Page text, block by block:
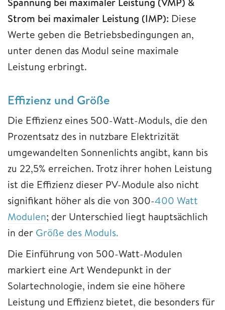
Strom bei maximaler Leistung (IMP): Diese
Werte geben die Betriebsbedingungen an,
unter denen das Modul seine maximale
Leistung erbringt.
Effizienz und Größe
Die Effizienz eines 500-Watt-Moduls, die den
Prozentsatz des in nutzbare Elektrizität
umgewandelten Sonnenlichts angibt, kann bis
zu 22,5% erreichen. Trotz ihrer hohen Leistung
ist die Effizienz dieser PV-Module also nicht
signifikant höher als die von 300-400 Watt
Modulen; der Unterschied liegt hauptsächlich
in der Größe des Moduls.
Die Einführung von 500-Watt-Modulen
markiert eine Art Wendepunkt in der
Solartechnologie, indem sie eine höhere
Leistung und Effizienz bietet, die besonders für